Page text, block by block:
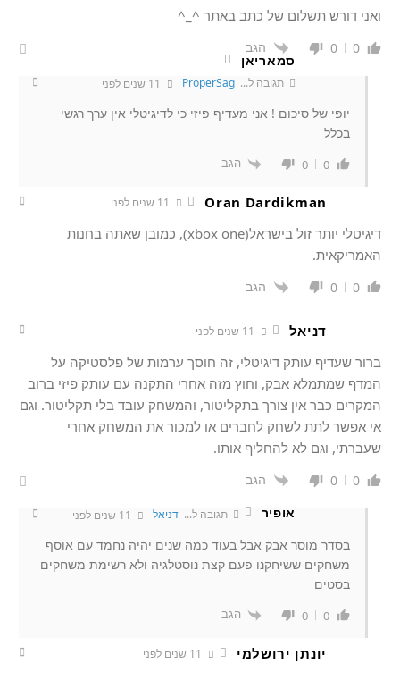
ואני דורש תשלום של כתב באתר ^_^
0
0 הגב
סמאריאן
תגובה ל... ProperSag
יופי של סיכום ! אני מעדיף פיזי כי לדיגיטלי אין ערך רגשי
בכלל
0
0 הגב
Oran Dardikman
דיגיטלי יותר זול בישראל(xbox one), כמובן שאתה בחנות
האמריקאית.
0
0 הגב
דניאל
ברור שעדיף עותק דיגיטלי, זה חוסך ערמות של פלסטיקה על
המדף שמתמלא אבק, וחוץ מזה אחרי התקנה עם עותק פיזי ברוב
המקרים כבר אין צורך בתקליטור, והמשחק עובד בלי תקליטור. וגם
אי אפשר לתת לשחק לחברים או למכור את המשחק אחרי
שעברתי, וגם לא להחליף אותו.
0
0
הגב
אופיר
תגובה ל...דניאל
בסדר מוסר אבק אבל בעוד כמה שנים יהיה נחמד עם אוסף
משחקים ששיחקנו פעם קצת נוסטלגיה ולא רשימת משחקים
בסטים
0
0 הגב
יונתן ירושלמי